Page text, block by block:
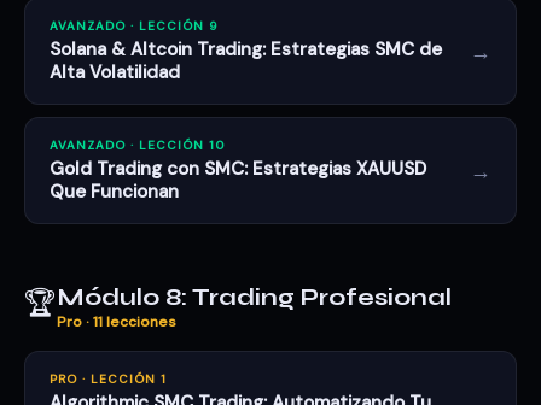
AVANZADO · LECCIÓN 9
Solana & Altcoin Trading: Estrategias SMC de
Alta Volatilidad
→
AVANZADO · LECCIÓN 10
Gold Trading con SMC: Estrategias XAUUSD
Que Funcionan
→
🏆Módulo 8: Trading Profesional
Pro · 11 lecciones
PRO · LECCIÓN 1